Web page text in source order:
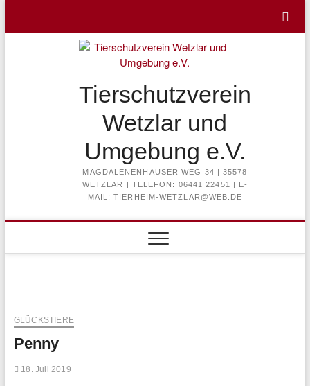
content
Tierschutzverein
Wetzlar und
Umgebung e.V.
MAGDALENENHÄUSER WEG 34 | 35578
WETZLAR | TELEFON: 06441 22451 | E-
MAIL: TIERHEIM-WETZLAR@WEB.DE
GLÜCKSTIERE
Penny
18. Juli 2019